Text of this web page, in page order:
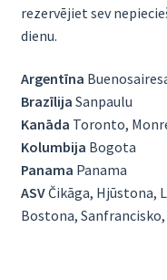
rezervējiet sev
dienu.
Argentīna
Brazīlija Sanpaulu
Kanāda Toronto,
Kolumbija Bogota
Panama Panama
ASVČikāga, Hjūstona,
Bostona,